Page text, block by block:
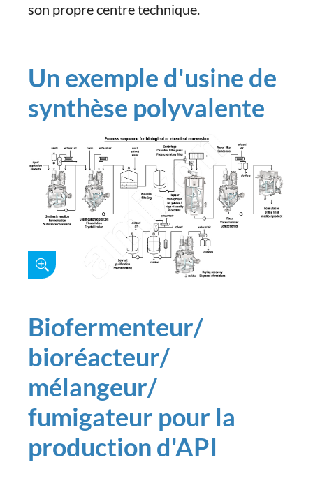
son propre centre technique.
Un exemple d'usine de
synthèse polyvalente
Biofermenteur/
bioréacteur/
mélangeur/
fumigateur pour la
production d'API